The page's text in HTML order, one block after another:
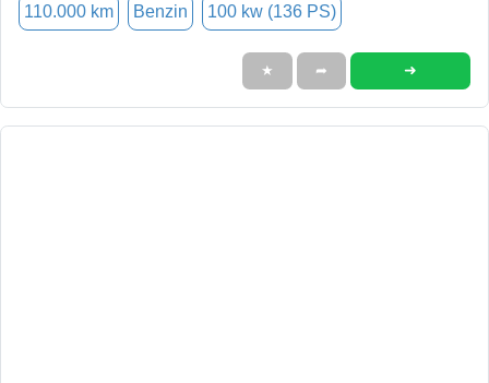
110.000 km Benzin 100 kw (136 PS)
★ ➦ ➜